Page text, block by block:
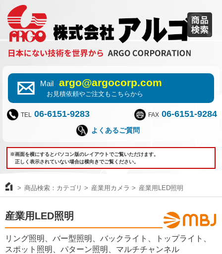
Mail argo@argocorp.com
お見積依頼やご注文もこちらから
TEL 06-6151-9283 FAX 06-6151-9284
よくあるご質問
※画面を横にするとパソコン版のレイアウトでご覧いただけます。
正しく表示されていない場合は横向きでご覧ください。
商品検索：カテゴリ 産業用カメラ 産業用LED照明
産業用LED照明
リング照明、バー型照明、バックライト、トップライト、
スポット照明、パターン照明、マルチチャンネル